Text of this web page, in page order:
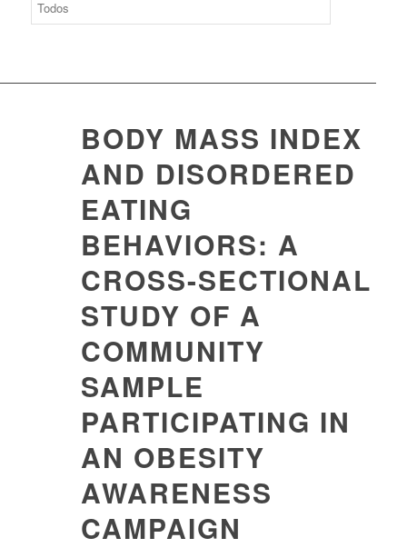
BODY MASS INDEX
AND DISORDERED
EATING
BEHAVIORS: A
CROSS-SECTIONAL
STUDY OF A
COMMUNITY
SAMPLE
PARTICIPATING IN
AN OBESITY
AWARENESS
CAMPAIGN